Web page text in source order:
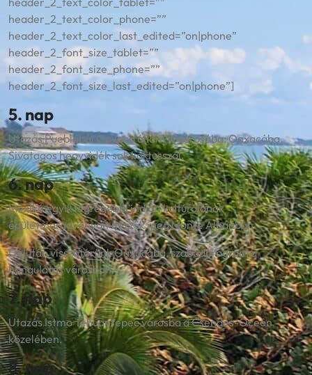
header_2_text_color_phone=””
header_2_text_color_last_edited=”on|phone”
header_2_font_size_tablet=””
header_2_font_size_phone=””
header_2_font_size_last_edited=”on|phone”]
5. nap
Utazás Pueblából Oaxaca állam fővárosába: Oaxacába.
Sivatagos hegyvidék sok kaktusszal.
6. nap
Mexikó egyik legrégebbi indián kultúrájának
épületmaradványait nézzük meg Monte Albanban.
Délután visszatérünk Oaxacába, szabadprogram a
hangulatos városban.
7. nap
Utazás Istmo Tehuantepec városba a Csendes-Óceán
közelében.
8. nap